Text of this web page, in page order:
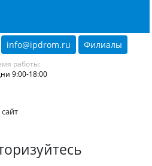
info@ipdrom.ru Филиалы
работы:
9:00-18:00